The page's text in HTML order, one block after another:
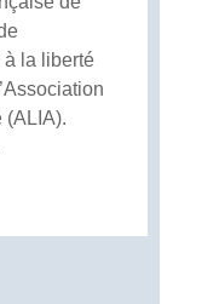
à la liberté
(ALIA).